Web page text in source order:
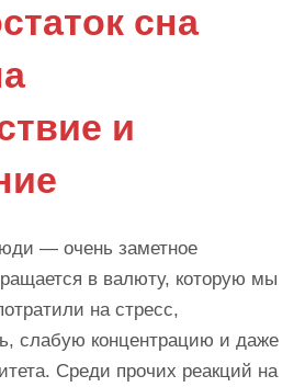
сна
и
— очень заметное
в валюту, которую мы
на стресс,
слабую концентрацию и даже
Среди прочих реакций на